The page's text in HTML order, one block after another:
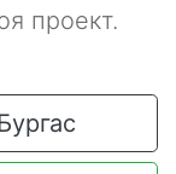
проект.